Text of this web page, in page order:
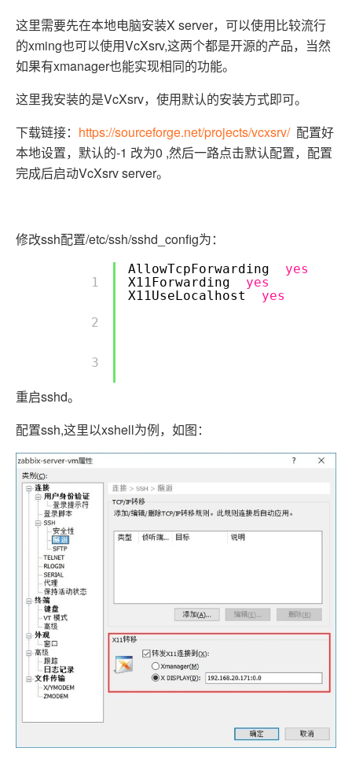
这里需要先在本地电脑安装X server，可以使用比较流行
的xming也可以使用VcXsrv,这两个都是开源的产品，当然
如果有xmanager也能实现相同的功能。
这里我安装的是VcXsrv，使用默认的安装方式即可。
下载链接： https://sourceforge.net/projects/vcxsrv/配置好
本地设置，默认的-1 改为0 ,然后一路点击默认配置，配置
完成后启动VcXsrv server。
修改ssh配置/etc/ssh/sshd_config为：
        1
        2
        3
AllowTcpForwarding
yes
X11Forwarding
yes
X11UseLocalhost
yes
重启sshd。
配置ssh,这里以xshell为例，如图：